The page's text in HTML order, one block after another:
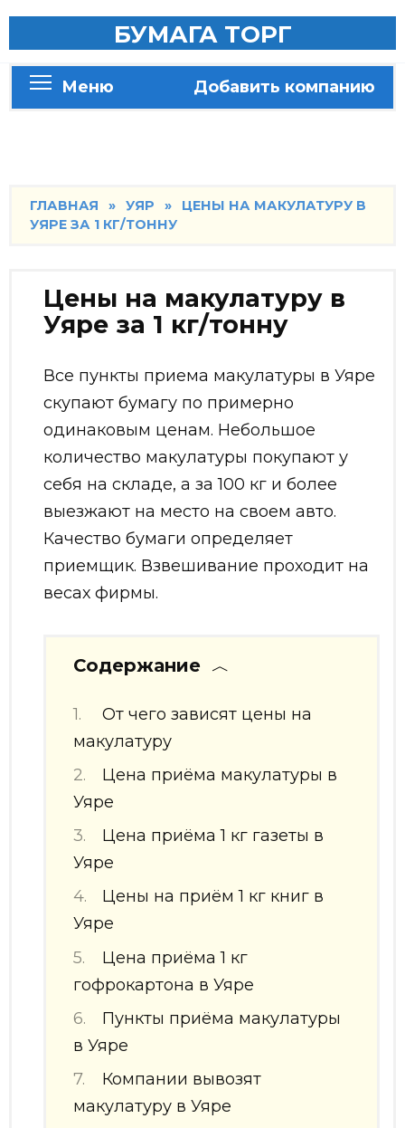
БУМАГА ТОРГ
Меню Добавить компанию
ГЛАВНАЯ » УЯР »
ЦЕНЫ НА МАКУЛАТУРУ В
УЯРЕ ЗА 1 КГ/ТОННУ
Цены на макулатуру в
Уяре за 1 кг/тонну
Все пункты приема макулатуры в Уяре
скупают бумагу по примерно
одинаковым ценам. Небольшое
количество макулатуры покупают у
себя на складе, а за 100 кг и более
выезжают на место на своем авто.
Качество бумаги определяет
приемщик. Взвешивание проходит на
весах фирмы.
Содержание
От чего зависят цены на
макулатуру
Цена приёма макулатуры в
Уяре
Цена приёма 1 кг газеты в
Уяре
Цены на приём 1 кг книг в
Уяре
Цена приёма 1 кг
гофрокартона в Уяре
Пункты приёма макулатуры
в Уяре
Компании вывозят
макулатуру в Уяре